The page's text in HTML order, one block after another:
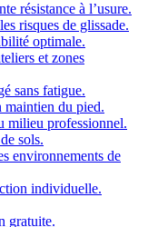
résistance à l’usure.
risques de glissade.
optimale.
et zones
sans fatigue.
maintien du pied.
milieu professionnel.
sols.
environnements de
individuelle.
gratuite.